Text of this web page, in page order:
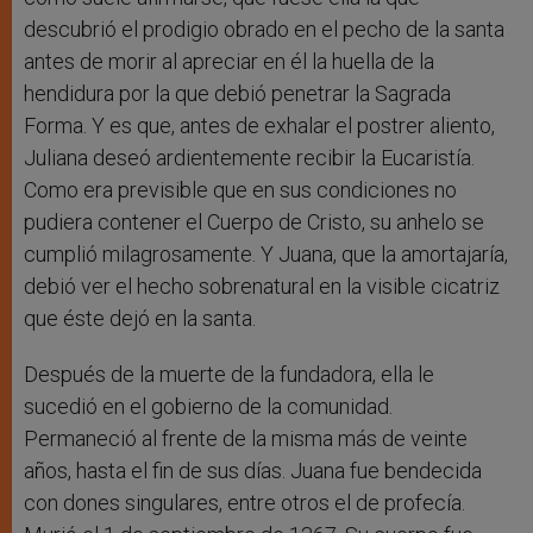
descubrió el prodigio obrado en el pecho de la santa
antes de morir al apreciar en él la huella de la
hendidura por la que debió penetrar la Sagrada
Forma. Y es que, antes de exhalar el postrer aliento,
Juliana deseó ardientemente recibir la Eucaristía.
Como era previsible que en sus condiciones no
pudiera contener el Cuerpo de Cristo, su anhelo se
cumplió milagrosamente. Y Juana, que la amortajaría,
debió ver el hecho sobrenatural en la visible cicatriz
que éste dejó en la santa.
Después de la muerte de la fundadora, ella le
sucedió en el gobierno de la comunidad.
Permaneció al frente de la misma más de veinte
años, hasta el fin de sus días. Juana fue bendecida
con dones singulares, entre otros el de profecía.